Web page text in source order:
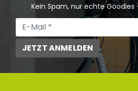
Kein Spam, nur echte Goodies
JETZT ANMELDEN